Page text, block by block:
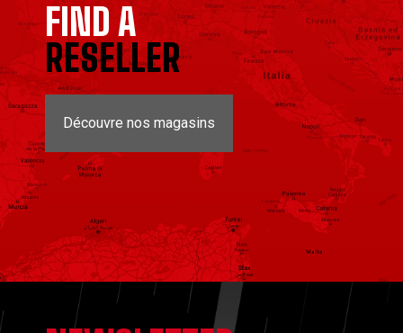
FIND A
RESELLER
Découvre nos magasins